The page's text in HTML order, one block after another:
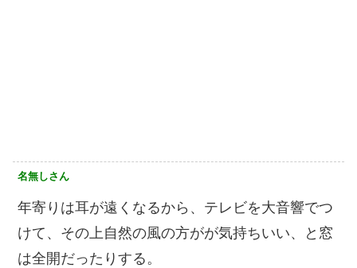
名無しさん
年寄りは耳が遠くなるから、テレビを大音響でつ
けて、その上自然の風の方がが気持ちいい、と窓
は全開だったりする。